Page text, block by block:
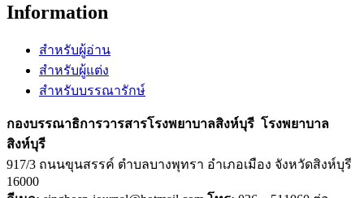
Information
สำหรับผู้อ่าน
สำหรับผู้แต่ง
สำหรับบรรณารักษ์
กองบรรณาธิการวารสารโรงพยาบาลสิงห์บุรี โรงพยาบาล
สิงห์บุรี
917/3 ถนนขุนสรรค์ ตำบลบางพุทรา อำเภอเมือง จังหวัดสิงห์บุรี
16000